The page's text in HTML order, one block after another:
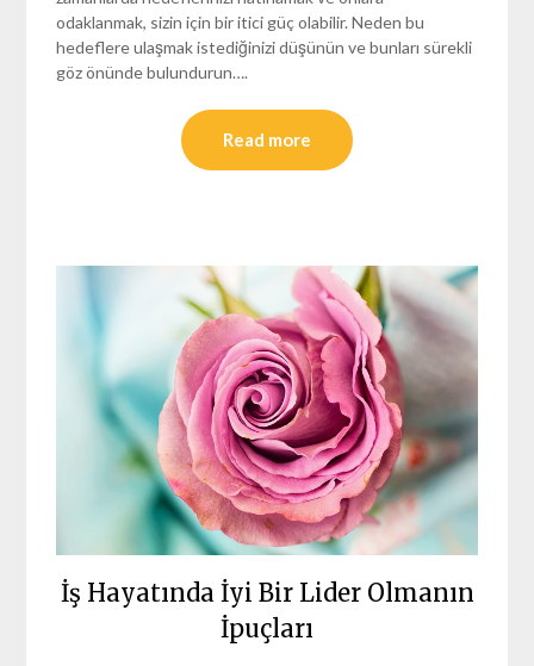
odaklanmak, sizin için bir itici güç olabilir. Neden bu
hedeflere ulaşmak istediğinizi düşünün ve bunları sürekli
göz önünde bulundurun….
Read more
İş Hayatında İyi Bir Lider Olmanın
İpuçları